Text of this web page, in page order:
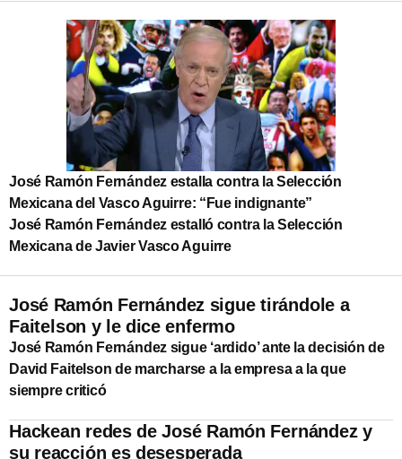
José Ramón Fernández estalla contra la Selección
Mexicana del Vasco Aguirre: “Fue indignante”
José Ramón Fernández estalló contra la Selección
Mexicana de Javier Vasco Aguirre
José Ramón Fernández sigue tirándole a
Faitelson y le dice enfermo
José Ramón Fernández sigue ‘ardido’ ante la decisión de
David Faitelson de marcharse a la empresa a la que
siempre criticó
Hackean redes de José Ramón Fernández y
su reacción es desesperada